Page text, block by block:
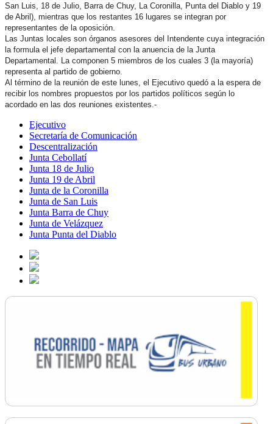
San Luis, 18 de Julio, Barra de Chuy, La Coronilla, Punta del Diablo y 19
de Abril), mientras que los restantes 16 lugares se integran por
representantes de la oposición.
Las Juntas locales son órganos asesores del Intendente cuya integración
la formula el jefe departamental con la anuencia de la Junta
Departamental. La componen 5 miembros de los cuales 3 (la mayoría)
representa al partido de gobierno.
Al término de la reunión de este lunes, el Ejecutivo quedó a la espera de
recibir los nombres propuestos por los partidos políticos según lo
acordado en las dos reuniones existentes.-
Ejecutivo
Secretaría de Comunicación
Descentralización
Junta Cebollatí
Junta 18 de Julio
Junta 19 de Abril
Junta de la Coronilla
Junta de San Luis
Junta Barra de Chuy
Junta de Velázquez
Junta Punta del Diablo